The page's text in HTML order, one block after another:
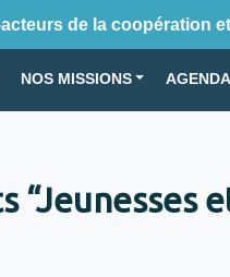
de la coopération
NOS MISSIONS AGENDA